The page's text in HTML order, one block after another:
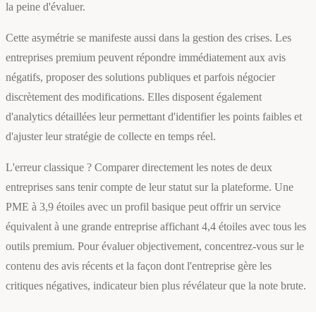
la peine d'évaluer.
Cette asymétrie se manifeste aussi dans la gestion des crises. Les
entreprises premium peuvent répondre immédiatement aux avis
négatifs, proposer des solutions publiques et parfois négocier
discrètement des modifications. Elles disposent également
d'analytics détaillées leur permettant d'identifier les points faibles et
d'ajuster leur stratégie de collecte en temps réel.
L'erreur classique ? Comparer directement les notes de deux
entreprises sans tenir compte de leur statut sur la plateforme. Une
PME à 3,9 étoiles avec un profil basique peut offrir un service
équivalent à une grande entreprise affichant 4,4 étoiles avec tous les
outils premium. Pour évaluer objectivement, concentrez-vous sur le
contenu des avis récents et la façon dont l'entreprise gère les
critiques négatives, indicateur bien plus révélateur que la note brute.